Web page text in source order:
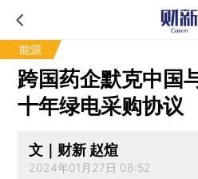
能源
跨国药企默克中国
十年绿电采购协议
文｜财新 赵煊
2024年01月27日 08:52